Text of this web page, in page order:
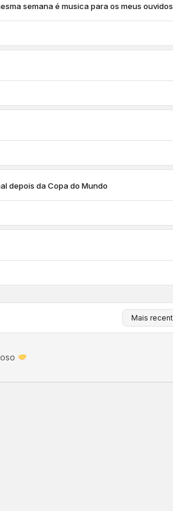
semana é musica para os meus ouvidos
depois da Copa do Mundo